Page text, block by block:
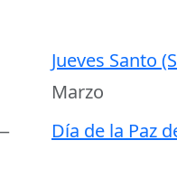
Jueves Santo
Marzo
Día de la Paz